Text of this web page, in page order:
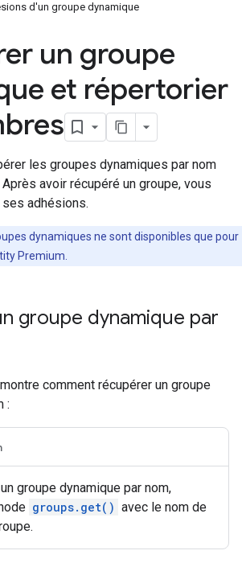
d'un groupe dynamique
un groupe
et répertorier
les groupes dynamiques par nom
avoir récupéré un groupe, vous
adhésions.
dynamiques ne sont disponibles que pour
Premium.
groupe dynamique par
comment récupérer un groupe
:
groupe dynamique par nom,
groups.get() avec le nom de